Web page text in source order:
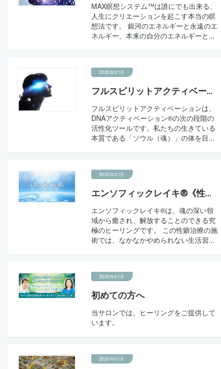
MAX瞑想システム™は誰にでも出来る、
人生にクリエーションを起こす本当の瞑
想法です。 銀河のエネルギーと永遠のエ
ネルギー、本来の自分のエネルギーと...
2020年01月
フルスピリットアクティベー...
フルスピリットアクティベーションは、
DNAアクティベーション®の次の段階の
活性化ツールです。私たちの生きている
本質である「ソウル（魂）」の体を目...
2020年01月
エンソフィックレイキ®《性...
エンソフィックレイキ®は、魂の深い領
域から癒され、解放することのできる究
極のヒーリングです。 この性癖治療の施
術では、なかなかやめられない生活習...
2020年01月
初めての方へ
当サロンでは、ヒーリングをご提供して
います。
2020年01月